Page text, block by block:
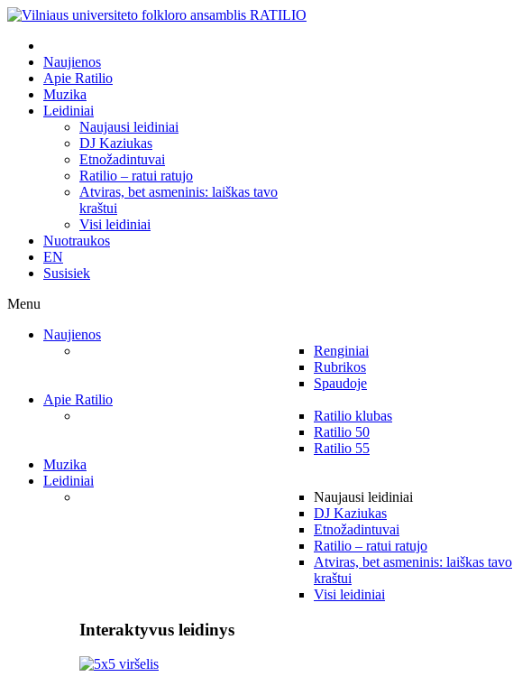
Naujienos
Apie Ratilio
Muzika
Leidiniai
Naujausi leidiniai
DJ Kaziukas
Etnožadintuvai
Ratilio – ratui ratujo
Atviras, bet asmeninis: laiškas tavo
kraštui
Visi leidiniai
Nuotraukos
EN
Susisiek
Menu
Naujienos
Renginiai
Rubrikos
Spaudoje
Apie Ratilio
Ratilio klubas
Ratilio 50
Ratilio 55
Muzika
Leidiniai
Naujausi leidiniai
DJ Kaziukas
Etnožadintuvai
Ratilio – ratui ratujo
Atviras, bet asmeninis: laiškas tavo
kraštui
Visi leidiniai
Interaktyvus leidinys